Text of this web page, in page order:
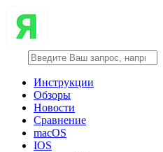
Инструкции
Обзоры
Новости
Сравнение
macOS
IOS